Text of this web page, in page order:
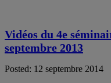
Vidéos du 4e
septembre 2013
Posted: 12 septembre 2014